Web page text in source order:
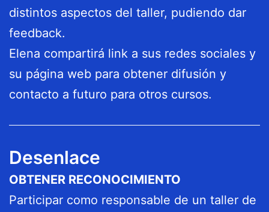
distintos aspectos del taller, pudiendo dar
feedback.
Elena compartirá link a sus redes sociales y
su página web para obtener difusión y
contacto a futuro para otros cursos.
Desenlace
OBTENER RECONOCIMIENTO
Participar como responsable de un taller de